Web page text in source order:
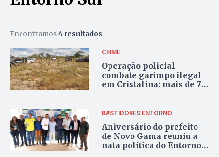
Encontramos4 resultados
CRIME
Operação policial
combate garimpo ilegal
em Cristalina: mais de 70
BASTIDORES ENTORNO
Aniversário do prefeito
de Novo Gama reuniu a
nata política do Entorno